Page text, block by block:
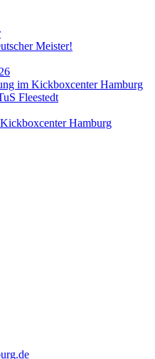
Meister!
im Kickboxcenter Hamburg
Fleestedt
Hamburg